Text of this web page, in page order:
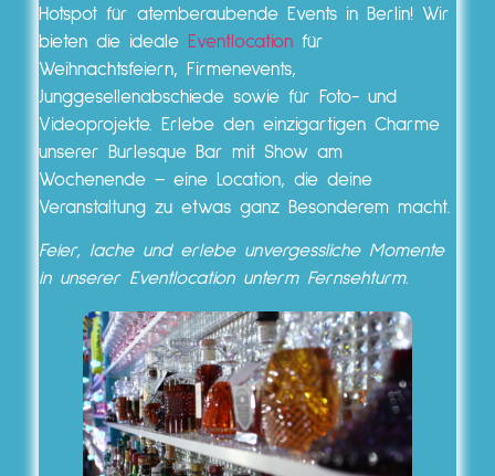
Hotspot für atemberaubende Events in Berlin! Wir
bieten die ideale Eventlocation für
Weihnachtsfeiern, Firmenevents,
Junggesellenabschiede sowie für Foto- und
Videoprojekte. Erlebe den einzigartigen Charme
unserer Burlesque Bar mit Show am
Wochenende – eine Location, die deine
Veranstaltung zu etwas ganz Besonderem macht.
Feier, lache und erlebe unvergessliche Momente
in unserer Eventlocation unterm Fernsehturm.